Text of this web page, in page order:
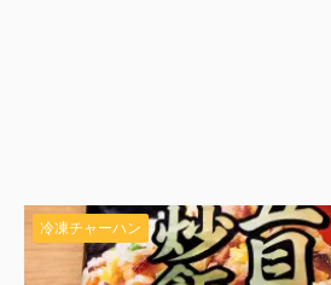
冷凍チャーハン